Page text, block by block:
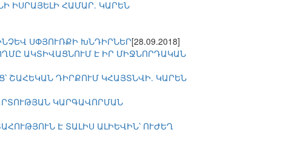
ԻՍՐԱՅԵԼԻ ՀԱՄԱՐ. ԿԱՐԵՆ
ՍՓՅՈՒՌՔԻ ԽՆԴԻՐՆԵՐ[28.09.2018]
ԱԿՏԻՎԱՑՆՈՒՄ Է ԻՐ ՄԻՋՆՈՐԴԱԿԱՆ
ՇԱՀԵԿԱՆ ԴԻՐՔՈՒՄ ԿՀԱՅՏՆՎԻ. ԿԱՐԵՆ
ԿԱՐԳԱՎՈՐՄԱՆ
Է ՏԱԼԻՍ ԱԼԻԵՎԻՆ՝ ՈՒԺԵՂ